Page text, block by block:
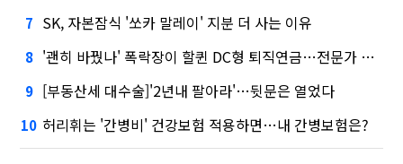
7 SK, 자본잠식 '쏘카 말레이' 지분 더 사는 이유
8 '괜히 바꿨나' 폭락장이 할퀸 DC형 퇴직연금…전문가 조언은
9 [부동산세 대수술]'2년내 팔아라'…뒷문은 열었다
10 허리휘는 '간병비' 건강보험 적용하면…내 간병보험은?